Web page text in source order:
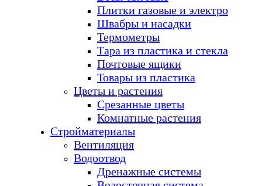
Плитки газовые и электро
Швабры и насадки
Термометры
Тара из пластика и стекла
Почтовые ящики
Товары из пластика
Цветы и растения
Срезанные цветы
Комнатные растения
Стройматериалы
Вентиляция
Водоотвод
Дренажные системы